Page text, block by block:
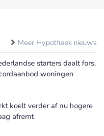
Meer Hypotheek nieuws
starters daalt fors,
woningen
koelt verder af nu hogere
afremt